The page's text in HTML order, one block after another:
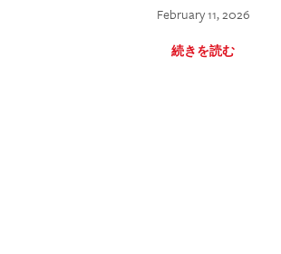
February 11, 2026
続きを読む